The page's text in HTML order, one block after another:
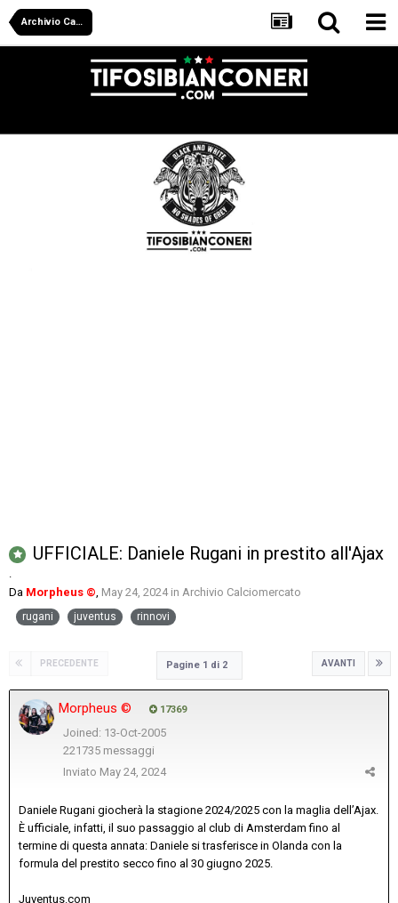
Archivio Calciomercato
UFFICIALE: Daniele Rugani in prestito all'Ajax
.
Da Morpheus ©, May 24, 2024in Archivio Calciomercato
rugani juventus rinnovi
PRECEDENTE AVANTI
Pagine 1 di 2
Morpheus © 17369
Joined: 13-Oct-2005
221735 messaggi
Inviato May 24, 2024
Daniele Rugani giocherà la stagione 2024/2025 con la maglia dell’Ajax.
È ufficiale, infatti, il suo passaggio al club di Amsterdam fino al
termine di questa annata: Daniele si trasferisce in Olanda con la
formula del prestito secco fino al 30 giugno 2025.
Juventus.com